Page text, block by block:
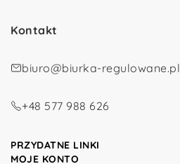
Kontakt
biuro@biurka-regulowane.pl
+48 577 988 626
PRZYDATNE LINKI
MOJE KONTO